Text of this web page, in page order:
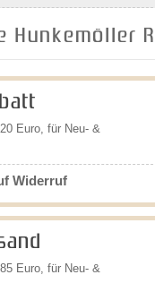
Hunkemöller
Euro, für Neu- &
Widerruf
Euro, für Neu- &